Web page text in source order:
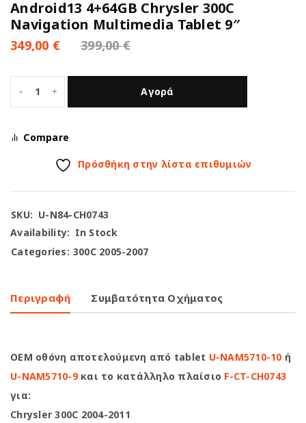
Android13 4+64GB Chrysler 300C
Navigation Multimedia Tablet 9″
399,00€
349,00 €
Αγορά
Compare
Πρόσθήκη στην λίστα επιθυμιών
SKU: U-N84-CH0743
Availability: In Stock
Categories: 300C 2005-2007
Περιγραφή Συμβατότητα Οχήματος
OEM οθόνη αποτελούμενη από tablet U-NAM5710-10 ή
U-NAM5710-9και το κατάλληλο πλαίσιο F-CT-CH0743
για:
Chrysler 300C 2004-2011